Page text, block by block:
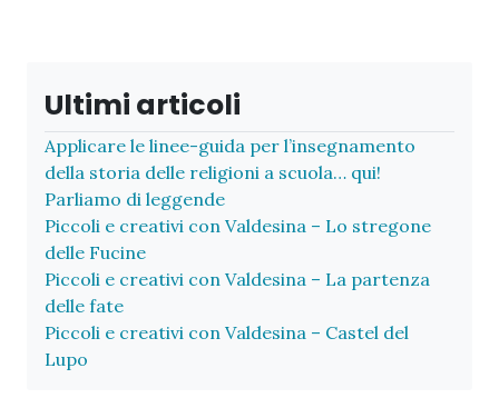
Ultimi articoli
Applicare le linee-guida per l’insegnamento
della storia delle religioni a scuola… qui!
Parliamo di leggende
Piccoli e creativi con Valdesina – Lo stregone
delle Fucine
Piccoli e creativi con Valdesina – La partenza
delle fate
Piccoli e creativi con Valdesina – Castel del
Lupo